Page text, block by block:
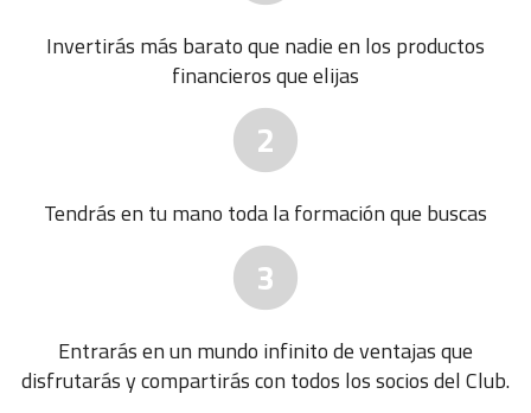
Invertirás más barato que nadie en los productos
financieros que elijas
2
Tendrás en tu mano toda la formación que buscas
3
Entrarás en un mundo infinito de ventajas que
disfrutarás y compartirás con todos los socios del Club.